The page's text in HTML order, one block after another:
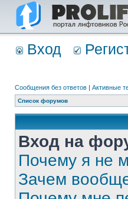
Вход
Сообщения без ответов | Активные
Список форумов
Вход на
Почему я не
Зачем